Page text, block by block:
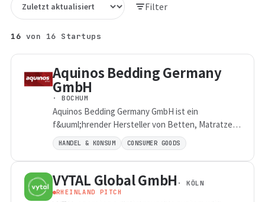
Filter
16 von 16 Startups
Aquinos Bedding Germany
GmbH
· BOCHUM
Aquinos Bedding Germany GmbH ist ein
f&uuml;hrender Hersteller von Betten, Matratzen,
Lattenrosten und Kissen und vertreibt unter der
Traditionsmarke Schlaraffia innovative
Schlafl&ouml;sungen f&uuml;r vielf&auml;ltige
Bed&uuml;rfnisse.
HANDEL & KONSUM CONSUMER GOODS
VYTAL Global GmbH · KÖLN
RHEINLAND PITCH